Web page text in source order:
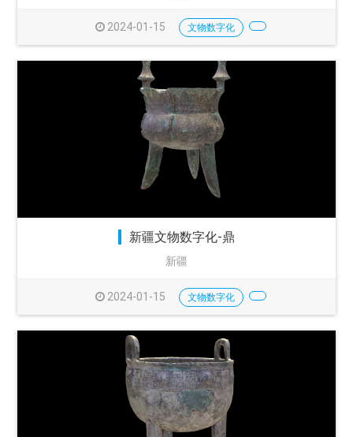
2024-01-15 文物数字化
新疆文物数字化-鼎
新疆
2024-01-15 文物数字化